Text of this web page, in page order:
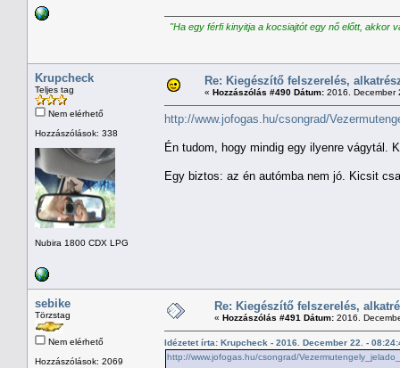
"Ha egy férfi kinyitja a kocsiajtót egy nő előtt, akkor
Krupcheck
Teljes tag
Nem elérhető
Hozzászólások: 338
Nubira 1800 CDX LPG
Re: Kiegészítő felszerelés,
« Hozzászólás #490 Dátum: 2016. December
http://www.jofogas.hu/csongrad/
Én tudom, hogy mindig egy ilyenre vágytál.
Egy biztos: az én autómba nem jó. Kicsit
sebike
Törzstag
Nem elérhető
Hozzászólások: 2069
Re: Kiegészítő felszerelés,
« Hozzászólás #491 Dátum: 2016.
Idézetet írta: Krupcheck - 2016. December 22. -
http://www.jofogas.hu/csongrad/